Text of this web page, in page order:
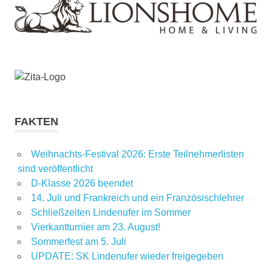
FAKTEN
Weihnachts-Festival 2026: Erste Teilnehmerlisten
sind veröffentlicht
D-Klasse 2026 beendet
14. Juli und Frankreich und ein Französischlehrer
Schließzeiten Lindenufer im Sommer
Vierkantturnier am 23. August!
Sommerfest am 5. Juli
UPDATE: SK Lindenufer wieder freigegeben